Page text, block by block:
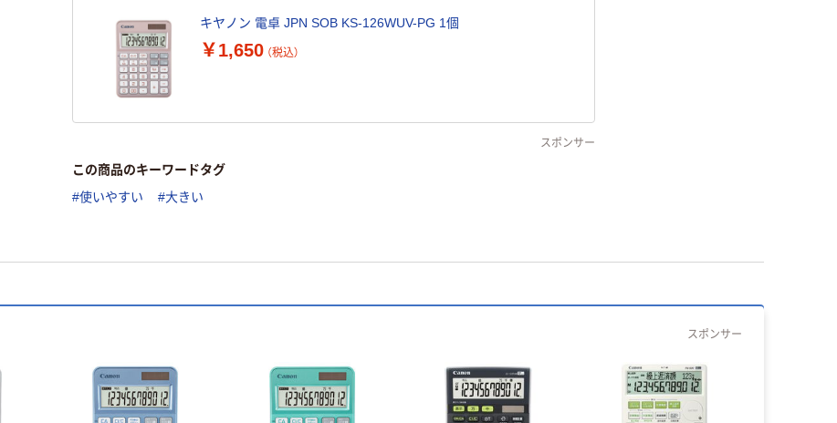
キヤノン 電卓 JPN SOB KS-126WUV-PG 1個
￥1,650 （税込）
スポンサー
この商品のキーワードタグ
#使いやすい #大きい
スポンサー